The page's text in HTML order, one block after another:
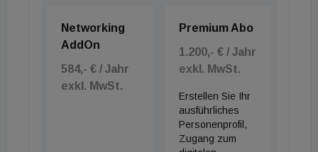
Networking
AddOn
584,- € / Jahr
exkl. MwSt.
Premium Abo
1.200,- € / Jahr
exkl. MwSt.
Erstellen Sie Ihr
ausführliches
Personenprofil,
Zugang zum